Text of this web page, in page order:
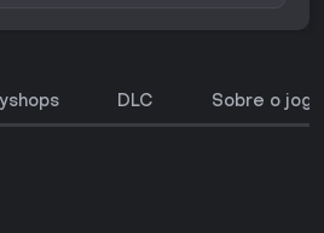
DLC Sobre o jogo